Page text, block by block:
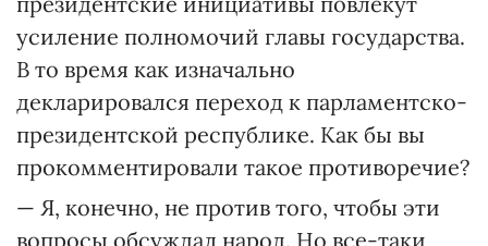
усиление полномочий главы государства.
В то время как изначально
декларировался переход к парламентско-
президентской республике. Как бы вы
прокомментировали такое противоречие?
— Я, конечно, не против того, чтобы эти
вопросы обсуждал народ. Но все-таки